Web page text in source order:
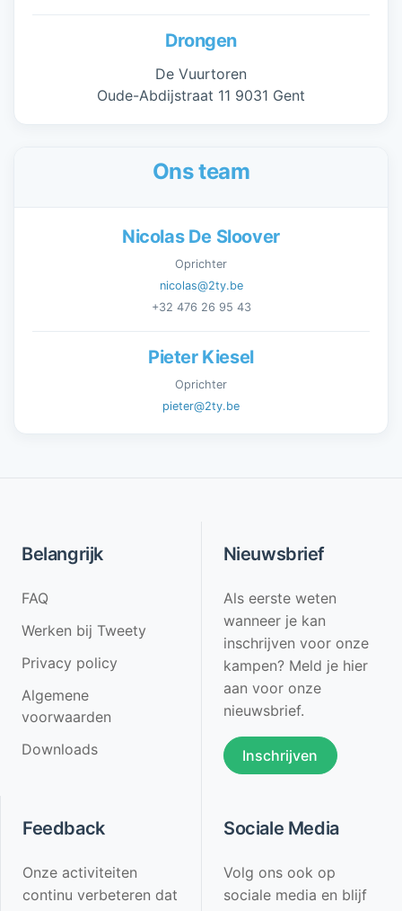
Drongen
De Vuurtoren
Oude-Abdijstraat 11 9031 Gent
Ons team
Nicolas De Sloover
Oprichter
nicolas@2ty.be
+32 476 26 95 43
Pieter Kiesel
Oprichter
pieter@2ty.be
Belangrijk
FAQ
Werken bij Tweety
Privacy policy
Algemene
voorwaarden
Downloads
Nieuwsbrief
Als eerste weten
wanneer je kan
inschrijven voor onze
kampen? Meld je hier
aan voor onze
nieuwsbrief.
Inschrijven
Feedback
Onze activiteiten
continu verbeteren dat
Sociale Media
Volg ons ook op
sociale media en blijf